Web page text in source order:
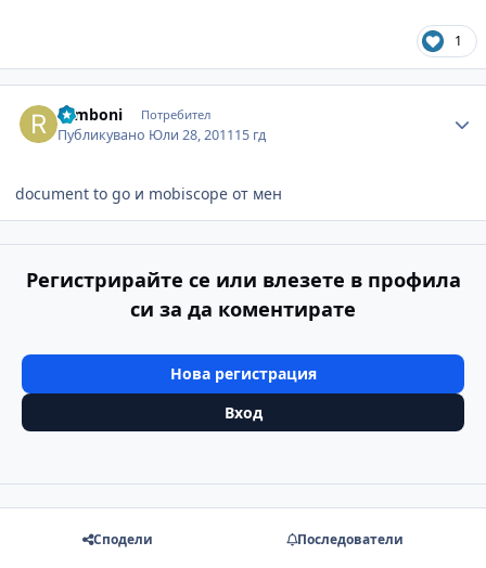
1
rumboni Потребител
Публикувано Юли 28, 201115 гд
document to go и mobiscope от мен
Регистрирайте се или влезете в профила
си за да коментирате
Нова регистрация
Вход
Сподели Последователи